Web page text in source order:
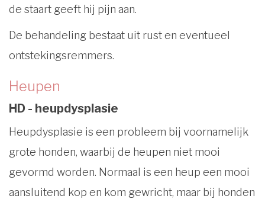
de staart geeft hij pijn aan.
De behandeling bestaat uit rust en eventueel
ontstekingsremmers.
Heupen
HD - heupdysplasie
Heupdysplasie is een probleem bij voornamelijk
grote honden, waarbij de heupen niet mooi
gevormd worden. Normaal is een heup een mooi
aansluitend kop en kom gewricht, maar bij honden